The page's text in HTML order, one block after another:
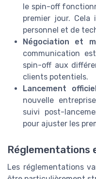
le spin-off
premier jour.
personnel et de
Négociation et
communication
spin-off aux
clients potentiels.
Lancement
nouvelle
suivi post-
pour ajuster les
Réglementations
Les réglementations